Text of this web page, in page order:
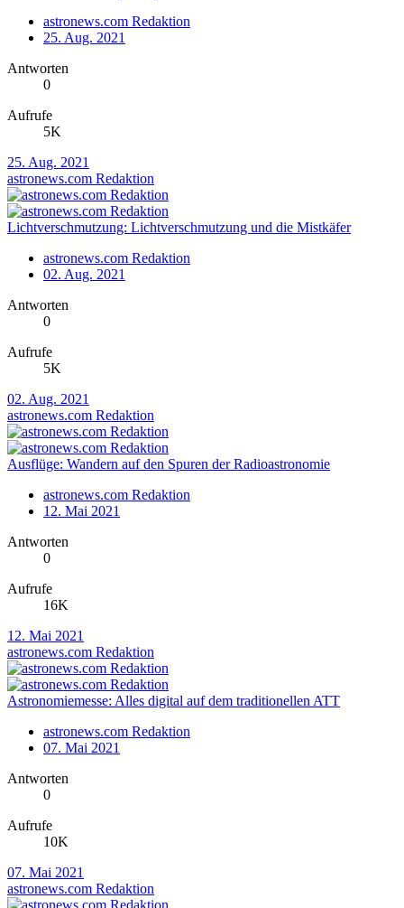
astronews.com Redaktion
25. Aug. 2021
Antworten
0
Aufrufe
5K
25. Aug. 2021
astronews.com Redaktion
Lichtverschmutzung: Lichtverschmutzung und die Mistkäfer
astronews.com Redaktion
02. Aug. 2021
Antworten
0
Aufrufe
5K
02. Aug. 2021
astronews.com Redaktion
Ausflüge: Wandern auf den Spuren der Radioastronomie
astronews.com Redaktion
12. Mai 2021
Antworten
0
Aufrufe
16K
12. Mai 2021
astronews.com Redaktion
Astronomiemesse: Alles digital auf dem traditionellen ATT
astronews.com Redaktion
07. Mai 2021
Antworten
0
Aufrufe
10K
07. Mai 2021
astronews.com Redaktion